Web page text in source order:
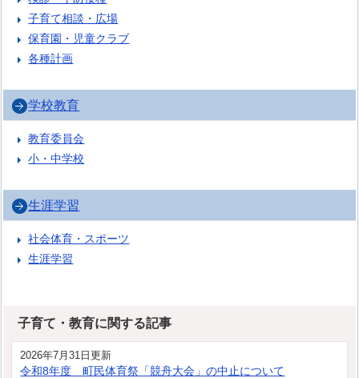
子育て相談・広場
保育園・児童クラブ
各種計画
学校教育
教育委員会
小・中学校
生涯学習
社会体育・スポーツ
生涯学習
子育て・教育に関する記事
2026年7月31日更新
令和8年度 町民体育祭「競舟大会」の中止について